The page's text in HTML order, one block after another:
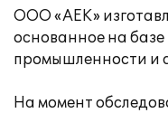
ООО «АЕК»
основанное на
промышленности и
На момент